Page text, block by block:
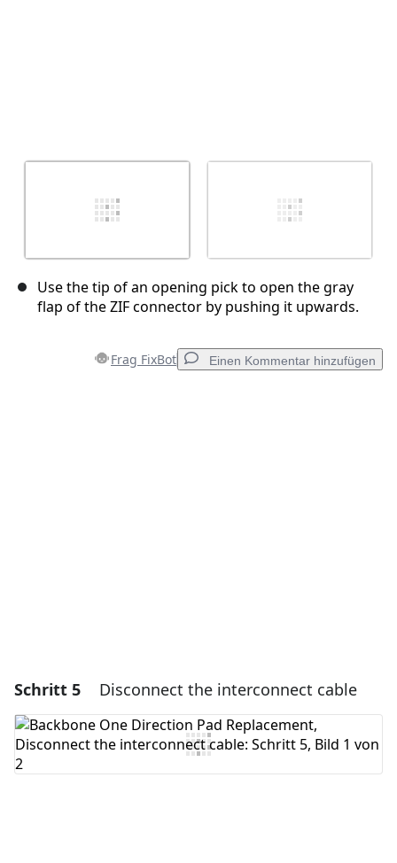
Use the tip of an opening pick to open the gray
flap of the ZIF connector by pushing it upwards.
Frag FixBot Einen Kommentar hinzufügen
Schritt 5 Disconnect the interconnect cable